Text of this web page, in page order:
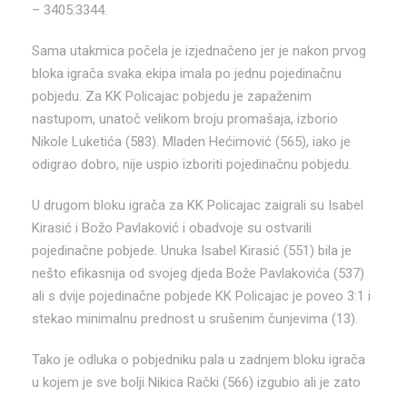
– 3405:3344.
Sama utakmica počela je izjednačeno jer je nakon prvog
bloka igrača svaka ekipa imala po jednu pojedinačnu
pobjedu. Za KK Policajac pobjedu je zapaženim
nastupom, unatoč velikom broju promašaja, izborio
Nikole Luketića (583). Mladen Hećimović (565), iako je
odigrao dobro, nije uspio izboriti pojedinačnu pobjedu.
U drugom bloku igrača za KK Policajac zaigrali su Isabel
Kirasić i Božo Pavlaković i obadvoje su ostvarili
pojedinačne pobjede. Unuka Isabel Kirasić (551) bila je
nešto efikasnija od svojeg djeda Bože Pavlakovića (537)
ali s dvije pojedinačne pobjede KK Policajac je poveo 3:1 i
stekao minimalnu prednost u srušenim čunjevima (13).
Tako je odluka o pobjedniku pala u zadnjem bloku igrača
u kojem je sve bolji Nikica Rački (566) izgubio ali je zato